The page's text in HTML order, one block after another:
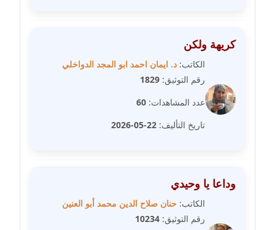
مدونة سلوى بدران
عاملة
مدونة سلوي جلال
عاملة
مدونة سلوى محمود
عاملة
مدونة سمر ابراهيم
كريهة ولكن
الكاتب: د. ايمان احمد ابو المجد الدواخلي
رقم التوثيق: 1829
عدد المشاهدات: 60
تاريخ التأليف: 22-05-2026
وداعا يا وحيدي
الكاتب: حنان صلاح الدين محمد أبو العنين
رقم التوثيق: 10234